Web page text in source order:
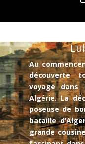
Au
découverte
voyage dans
Algérie. La
poseuse de
bataille
grande